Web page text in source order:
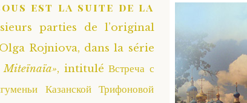
est la suite de la
parties de l’original
Rojniova, dans la série
Miteïnaïa», intitulé Встреча с
Казанской Трифоновой